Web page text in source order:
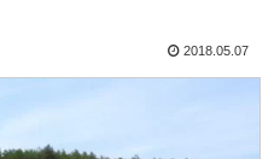
2018.05.07